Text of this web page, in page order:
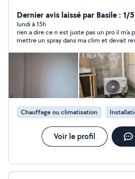
plomberie sanitaire également.
région Devis gratuit par téléphone Intervention rapide
6/7
Dernier avis laissé par Basile : 1/5
lundi à 15h
rien a dire ce n est juste pas un pro il m'a
mettre un spray dans ma clim et devait
rendes vous loupé très déçu
Chauffage ou climatisation
Voir le profil